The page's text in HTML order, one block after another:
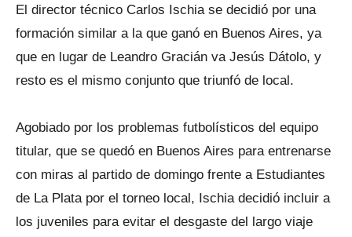
El director técnico Carlos Ischia se decidió por una
formación similar a la que ganó en Buenos Aires, ya
que en lugar de Leandro Gracián va Jesús Dátolo, y
resto es el mismo conjunto que triunfó de local.
Agobiado por los problemas futbolísticos del equipo
titular, que se quedó en Buenos Aires para entrenarse
con miras al partido de domingo frente a Estudiantes
de La Plata por el torneo local, Ischia decidió incluir a
los juveniles para evitar el desgaste del largo viaje